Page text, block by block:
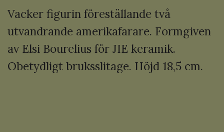
Vacker figurin föreställande två
utvandrande amerikafarare. Formgiven
av Elsi Bourelius för JIE keramik.
Obetydligt bruksslitage. Höjd 18,5 cm.